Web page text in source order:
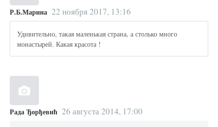
Р.Б.Марина 22 ноября 2017, 13:16
Удивительно, такая маленькая страна, а столько много
монастырей. Какая красота !
Рада Ђорђевић 26 августа 2014, 17:00